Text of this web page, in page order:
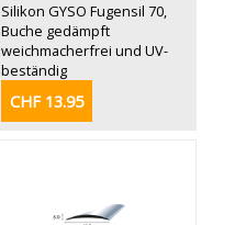
Silikon GYSO Fugensil 70,
Buche gedämpft
weichmacherfrei und UV-
beständig
CHF 13.95